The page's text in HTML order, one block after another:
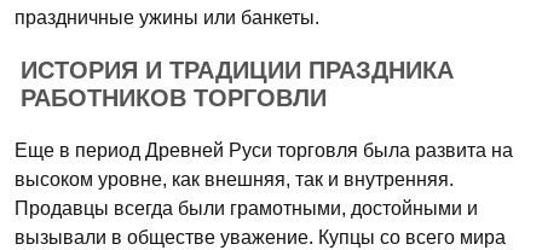
праздничные ужины или банкеты.
ИСТОРИЯ И ТРАДИЦИИ ПРАЗДНИКА
РАБОТНИКОВ ТОРГОВЛИ
Еще в период Древней Руси торговля была развита на
высоком уровне, как внешняя, так и внутренняя.
Продавцы всегда были грамотными, достойными и
вызывали в обществе уважение. Купцы со всего мира